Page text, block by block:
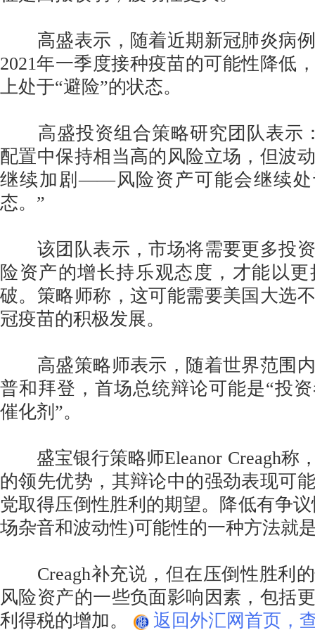
高盛表示，随着近期新冠肺炎病例
2021年一季度接种疫苗的可能性降低
上处于“避险”的状态。
高盛投资组合策略研究团队表示
配置中保持相当高的风险立场，但波
继续加剧——风险资产可能会继续处
态。”
该团队表示，市场将需要更多投资
险资产的增长持乐观态度，才能以
破。策略师称，这可能需要美国大选
冠疫苗的积极发展。
高盛策略师表示，随着世界范围内
普和拜登，首场总统辩论可能是“投
催化剂”。
盛宝银行策略师Eleanor Creagh称
的领先优势，其辩论中的强劲表现可
党取得压倒性胜利的期望。降低有争
场杂音和波动性)可能性的一种方法就
Creagh补充说，但在压倒性胜利
风险资产的一些负面影响因素，包括
利得税的增加。
返回外汇网首页，